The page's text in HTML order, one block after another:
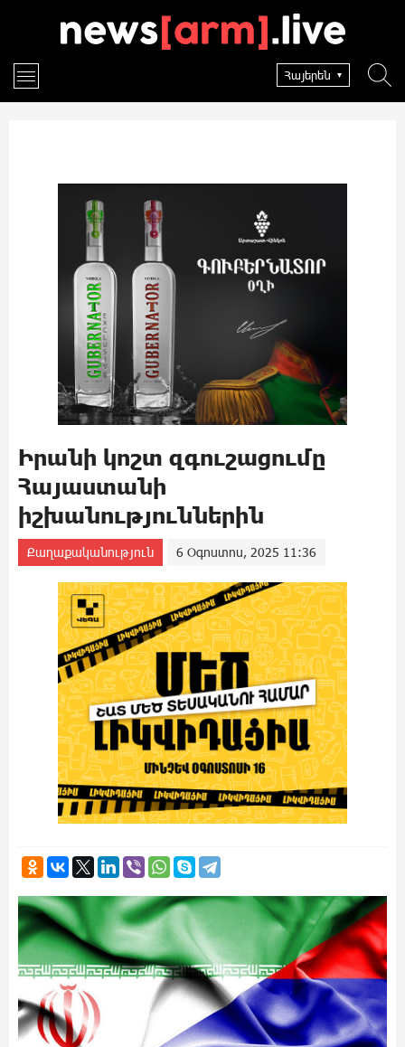
Հայերեն
Իրանի կոշտ զգուշացումը
Հայաստանի
իշխանություններին
Քաղաքականություն 6 Օգոստոս, 2025 11:36